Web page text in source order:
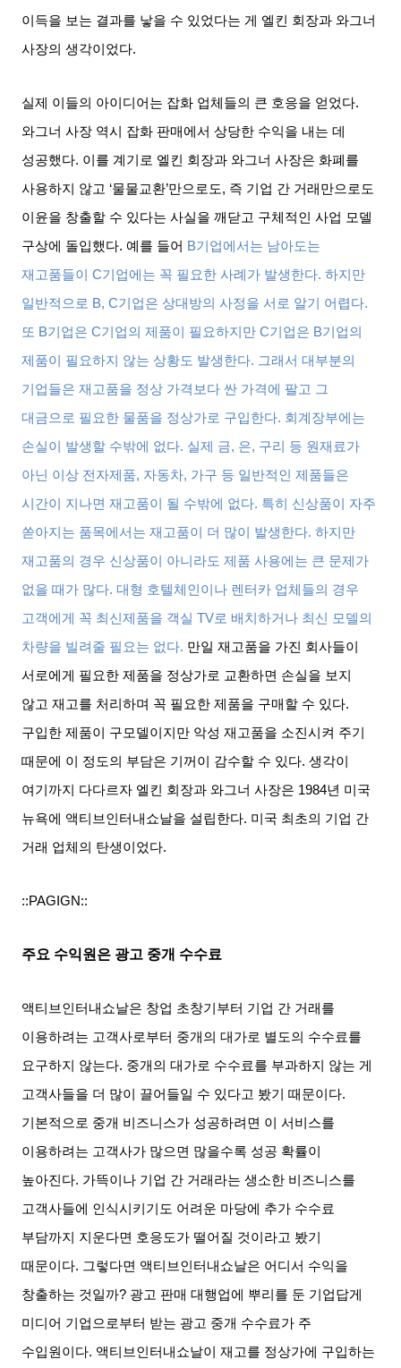
이득을 보는 결과를 낳을 수 있었다는 게 엘킨 회장과 와그너
사장의 생각이었다.
실제 이들의 아이디어는 잡화 업체들의 큰 호응을 얻었다.
와그너 사장 역시 잡화 판매에서 상당한 수익을 내는 데
성공했다. 이를 계기로 엘킨 회장과 와그너 사장은 화폐를
사용하지 않고 ‘물물교환’만으로도, 즉 기업 간 거래만으로도
이윤을 창출할 수 있다는 사실을 깨닫고 구체적인 사업 모델
구상에 돌입했다.예를 들어 B기업에서는 남아도는
재고품들이 C기업에는 꼭 필요한 사례가 발생한다.하지만
일반적으로 B, C기업은 상대방의 사정을 서로 알기 어렵다.
또 B기업은 C기업의 제품이 필요하지만 C기업은 B기업의
제품이 필요하지 않는 상황도 발생한다. 그래서 대부분의
기업들은 재고품을 정상 가격보다 싼 가격에 팔고 그
대금으로 필요한 물품을 정상가로 구입한다. 회계장부에는
손실이 발생할 수밖에 없다. 실제 금, 은, 구리 등 원재료가
아닌 이상 전자제품, 자동차, 가구 등 일반적인 제품들은
시간이 지나면 재고품이 될 수밖에 없다. 특히 신상품이 자주
쏟아지는 품목에서는 재고품이 더 많이 발생한다.하지만
재고품의 경우 신상품이 아니라도 제품 사용에는 큰 문제가
없을 때가 많다.대형 호텔체인이나 렌터카 업체들의 경우
고객에게 꼭 최신제품을 객실 TV로 배치하거나 최신 모델의
차량을 빌려줄 필요는 없다. 만일 재고품을 가진 회사들이
서로에게 필요한 제품을 정상가로 교환하면 손실을 보지
않고 재고를 처리하며 꼭 필요한 제품을 구매할 수 있다.
구입한 제품이 구모델이지만 악성 재고품을 소진시켜 주기
때문에 이 정도의 부담은 기꺼이 감수할 수 있다.생각이
여기까지 다다르자 엘킨 회장과 와그너 사장은 1984년 미국
뉴욕에 액티브인터내쇼날을 설립한다. 미국 최초의 기업 간
거래 업체의 탄생이었다.
::PAGIGN::
주요 수익원은 광고 중개 수수료
액티브인터내쇼날은 창업 초창기부터 기업 간 거래를
이용하려는 고객사로부터 중개의 대가로 별도의 수수료를
요구하지 않는다. 중개의 대가로 수수료를 부과하지 않는 게
고객사들을 더 많이 끌어들일 수 있다고 봤기 때문이다.
기본적으로 중개 비즈니스가 성공하려면 이 서비스를
이용하려는 고객사가 많으면 많을수록 성공 확률이
높아진다. 가뜩이나 기업 간 거래라는 생소한 비즈니스를
고객사들에 인식시키기도 어려운 마당에 추가 수수료
부담까지 지운다면 호응도가 떨어질 것이라고 봤기
때문이다. 그렇다면 액티브인터내쇼날은 어디서 수익을
창출하는 것일까? 광고 판매 대행업에 뿌리를 둔 기업답게
미디어 기업으로부터 받는 광고 중개 수수료가 주
수입원이다. 액티브인터내쇼날이 재고를 정상가에 구입하는